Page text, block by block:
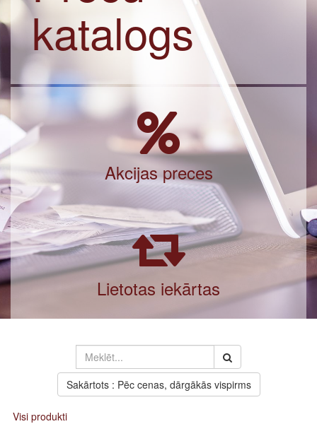
katalogs
Akcijas preces
Lietotas iekārtas
Sakārtots : Pēc cenas, dārgākās vispirms
Visi produkti